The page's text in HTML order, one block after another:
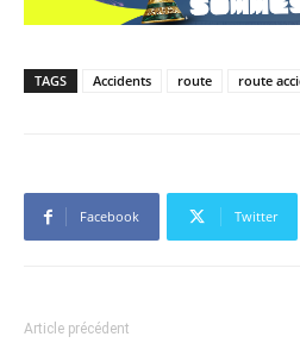
TAGS Accidents route route
Facebook Twitter
Article précédent